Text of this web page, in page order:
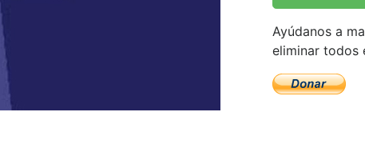
Ayúdanos a
eliminar todos